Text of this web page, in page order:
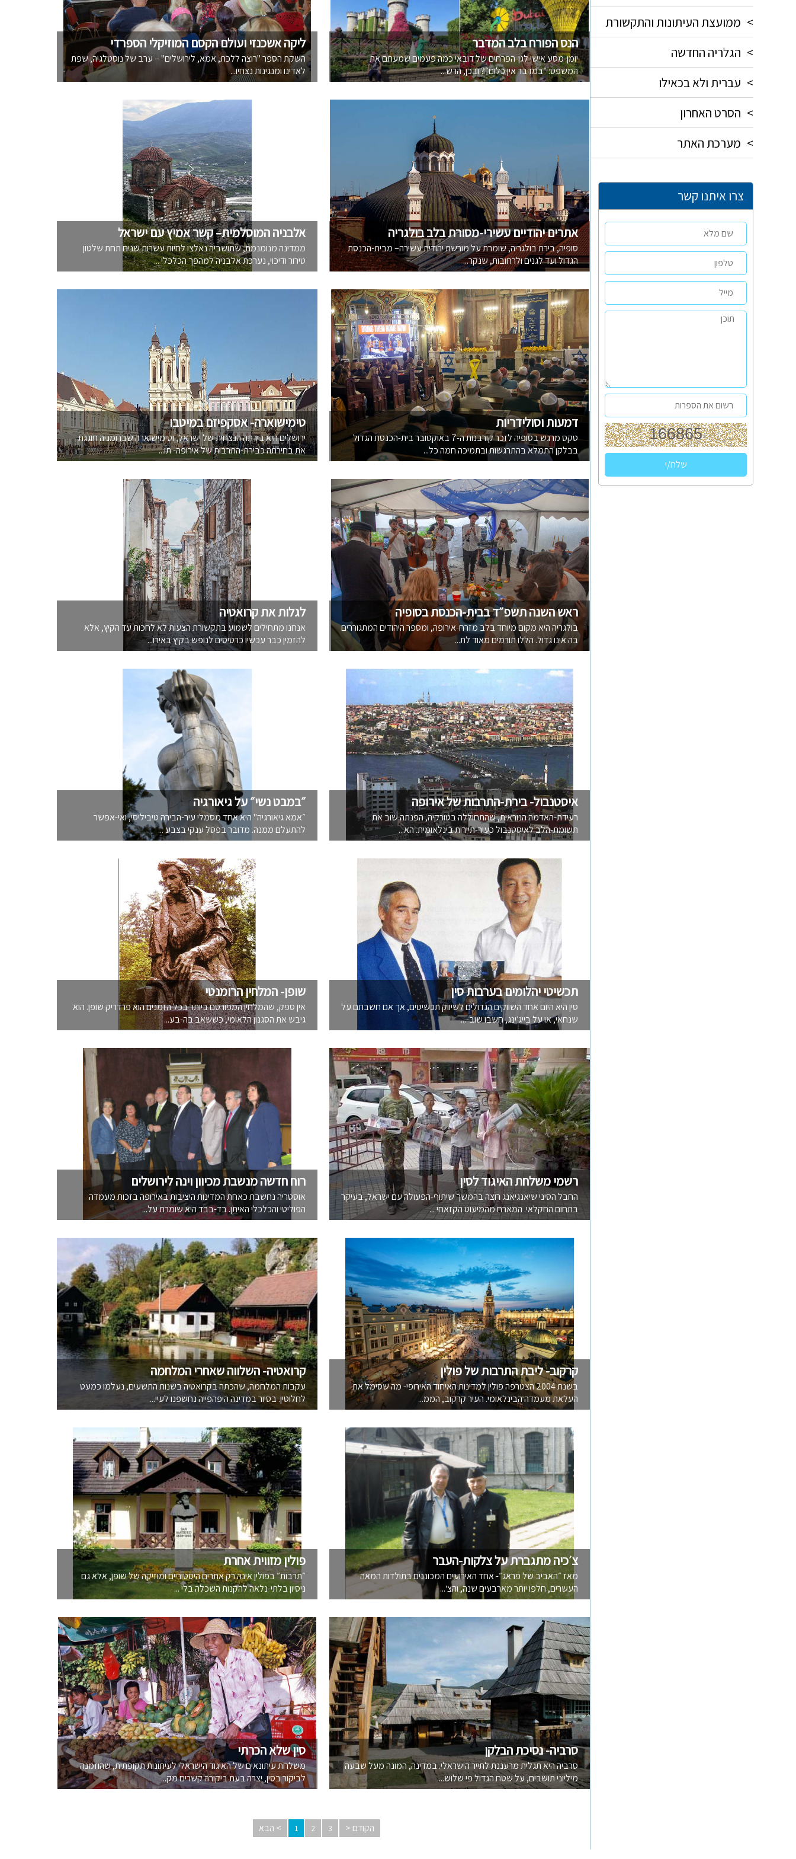
> ממועצת העיתונות והתקשורת
> הגלריה החדשה
> עברית ולא בכאילו
> הסרט האחרון
> מערכת האתר
צרו איתנו קשר
הנס הפורח בלב המדבר
יומן-מסע אישי לגן-הפרחים של דובאי כמה פעמים שמעתם את
המשפט: ״במדבר אין כלום״? ובכן, הרש...
ליקה אשכנזי ועולם הקסם המוזיקלי הספרדי
השקת הספר "רוצה ללכת, אמא, לירושלים" – ערב של נוסטלגיה, שפת
לאדינו ומנגינות נצחיו...
אתרים יהודיים עשירי-מסורת בלב בולגריה
סופיה, בירת בולגריה, שומרת על מורשת יהודית עשירה– מבית-הכנסת
הגדול ועד לגנים ולרחובות, שנקר...
אלבניה המוסלמית– קשר אמיץ עם ישראל
ממדינה מנומנמת, שתושביה נאלצו לחיות עשרות שנים תחת שלטון
טירור ודיכוי, נערכת אלבניה למהפך הכלכלי ...
דמעות וסולידריות
טקס מרגש בסופיה לזכר קורבנות ה-7 באוקטובר בית-הכנסת הגדול
בבלקן התמלא בהתרגשות ובתמיכה חמה כל...
טימישוארה- אסקפיזם במיטבו
ירושלים היא בירתה הנצחית של ישראל, וטימישוארה שברומניה חוגגת
את בחירתה כבירת-התרבות של אירופה- תו...
ראש השנה תשפ״ד בבית-הכנסת בסופיה
בולגריה היא מקום מיוחד בלב מזרח-אירופה, ומספר היהודים המתגוררים
בה אינו גדול. הללו תורמים מאוד לת...
לגלות את קרואטיה
אנחנו מתחילים לשמוע בתקשורת הצעות לא לחכות עד הקיץ, אלא
להזמין כבר עכשיו כרטיסים לנופש בקיץ באירו...
איסטנבול- בירת-התרבות של אירופה
רעידת-האדמה הנוראית, שהתחוללה בטורקיה, הפנתה שוב את
תשומת-הלב לאיסטנבול כעיר-תיירות בינלאומית. הא...
״במבט נשי״ על גיאורגיה
״אמא גיאורגיה" היא אחד מסמלי עיר-הבירה טיביליסי, ואי-אפשר
להתעלם ממנה. מדובר בפסל ענקי בצבע ...
תכשיטי יהלומים בערבות סין
סין היא היום אחד השווקים הגדולים לשיווק תכשיטים, אך אם חשבתם על
שנחאי, או על בייג׳ינג, חִשבו שוב-...
שופן- המלחין הרומנטי
אין ספק, שהמלחין המפורסם ביותר בכל הזמנים הוא פרדריק שופן. הוא
גיבש את הסגנון הלאומי, כששאב בה-בע...
רשמי משלחת האיגוד לסין
החבל הסיני שיאנגיאנג רוצה בהמשך שיתוף-הפעולה עם ישראל, בעיקר
בתחום החקלאי. המארח מהמיעוט הקזאחי ...
רוח חדשה מנשבת מכיוון וינה לירושלים
אוסטריה נחשבת כאחת המדינות היציבות באירופה בזכות מעמדה
הפוליטי והכלכלי האיתן. בד-בבד היא שומרת על...
קרקוב- ליבת התרבות של פולין
בשנת 2004 הצטרפה פולין למדינות האיחוד האירופי- מה שסימל את
העלאת מעמדה הבינלאומי. העיר קרקוב, הממ...
קרואטיה- השלווה שאחרי המלחמה
עקבות המלחמה, שהכּתה בקרואטיה בשנות התשעים, נעלמו כמעט
לחלוטין. בסיור במדינה היפהפייה נחשפנו לעיי...
צ׳כיה מתגברת על צלקות-העבר
מאז ״האביב של פראג״- אחד האירועים המכוננים בתולדות המאה
העשרים, חלפו יותר מארבעים שנה, והצ‘...
פולין מזווית אחרת
״תרבות״ בפולין אינה רק אתרים היסטוריים ומוזיקה של שופן, אלא גם
ניסיון בלתי-נלאה להקנות השכלה בלי ...
סרביה- נסיכת הבלקן
סרביה היא תגלית מרעננת לתייר הישראלי. במדינה, המונה מעל שבעה
מיליוני תושבים, על שטח הגדול פי שלוש...
סין שלא הכרתי
משלחת עיתונאים של האיגוד הישראלי לעיתונות תקופתית, שהוזמנה
לביקור בסין, יצרה בעת ביקורהּ קשרים מק...
> הבא 1 2 3 הקודם <